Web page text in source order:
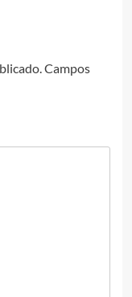
Campos